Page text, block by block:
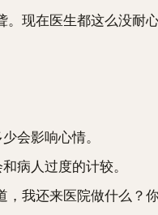
现在医生都这么没耐
会影响心情。
病人过度的计较。
我还来医院做什么？